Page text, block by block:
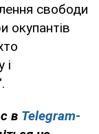
свободи
окупантів
і
в Telegram-